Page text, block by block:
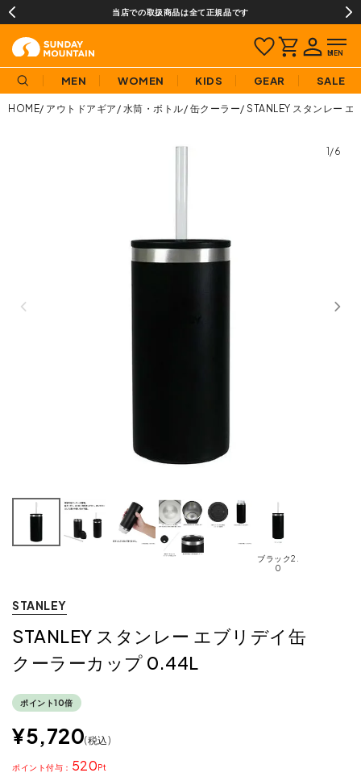
当店での取扱商品は全て正規品です
MEN WOMEN KIDS GEAR SALE
HOME アウトドアギア 水筒・ボトル 缶クーラー STANLEY スタンレー
1/6
ブラック2.
0
STANLEY
STANLEY スタンレー エブリデイ缶
クーラーカップ 0.44L
ポイント10倍
¥5,720 税込
520
ポイント